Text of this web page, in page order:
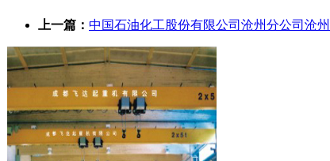
上一篇： 中国石油化工股份有限公司沧州分公司沧